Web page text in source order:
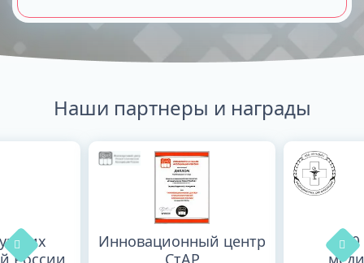
Наши партнеры и награды
России
Инновационный центр
СтАР